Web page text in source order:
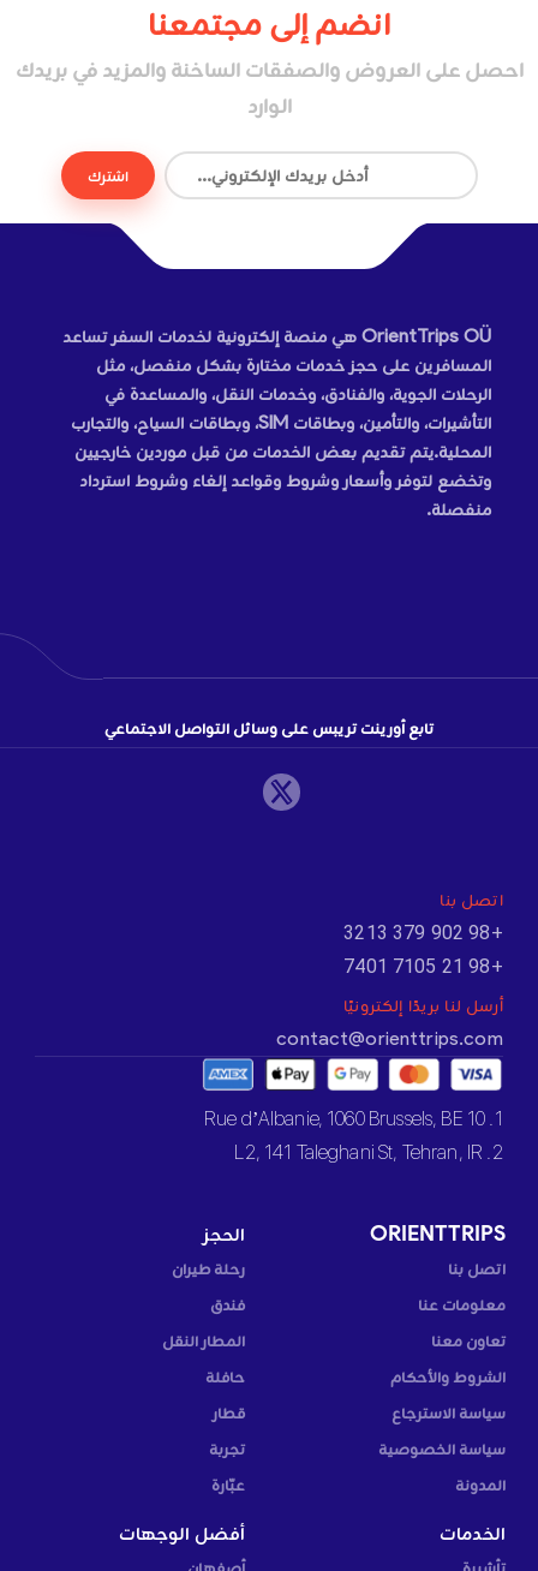
انضم إلى مجتمعنا
احصل على العروض والصفقات الساخنة والمزيد في بريدك
الوارد
اشترك
OrientTrips OÜ هي منصة إلكترونية لخدمات السفر تساعد
المسافرين على حجز خدمات مختارة بشكل منفصل، مثل
الرحلات الجوية، والفنادق، وخدمات النقل، والمساعدة في
التأشيرات، والتأمين، وبطاقات SIM، وبطاقات السياح، والتجارب
المحلية.يتم تقديم بعض الخدمات من قبل موردين خارجيين
وتخضع لتوفر وأسعار وشروط وقواعد إلغاء وشروط استرداد
منفصلة.
تابع أورينت تريبس على وسائل التواصل الاجتماعي
اتصل بنا
+98 902 379 3213
+98 21 7105 7401
أرسل لنا بريدًا إلكترونيًا
contact@orienttrips.com
1. 10 Rue d’Albanie, 1060 Brussels, BE
2. L2, 141 Taleghani St, Tehran, IR
ORIENTTRIPS
اتصل بنا
معلومات عنا
تعاون معنا
الشروط والأحكام
سياسة الاسترجاع
سياسة الخصوصية
المدونة
الحجز
رحلة طيران
فندق
المطار النقل
حافلة
قطار
تجربة
عبّارة
الخدمات أفضل الوجهات